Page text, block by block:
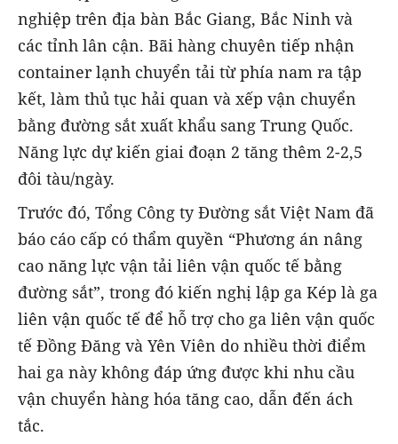
nghiệp trên địa bàn Bắc Giang, Bắc Ninh và
các tỉnh lân cận. Bãi hàng chuyên tiếp nhận
container lạnh chuyển tải từ phía nam ra tập
kết, làm thủ tục hải quan và xếp vận chuyển
bằng đường sắt xuất khẩu sang Trung Quốc.
Năng lực dự kiến giai đoạn 2 tăng thêm 2-2,5
đôi tàu/ngày.
Trước đó, Tổng Công ty Đường sắt Việt Nam đã
báo cáo cấp có thẩm quyền “Phương án nâng
cao năng lực vận tải liên vận quốc tế bằng
đường sắt”, trong đó kiến nghị lập ga Kép là ga
liên vận quốc tế để hỗ trợ cho ga liên vận quốc
tế Đồng Đăng và Yên Viên do nhiều thời điểm
hai ga này không đáp ứng được khi nhu cầu
vận chuyển hàng hóa tăng cao, dẫn đến ách
tắc.